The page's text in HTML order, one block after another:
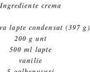
Ingrediente crema
lapte condensat (397 g)
200 g unt
500 ml lapte
vanilie